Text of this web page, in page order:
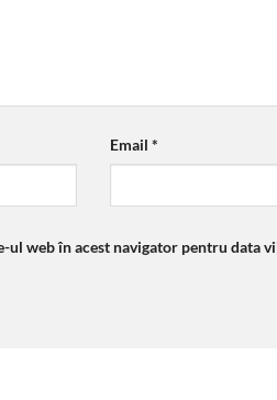
Email*
ul web în acest navigator pentru data